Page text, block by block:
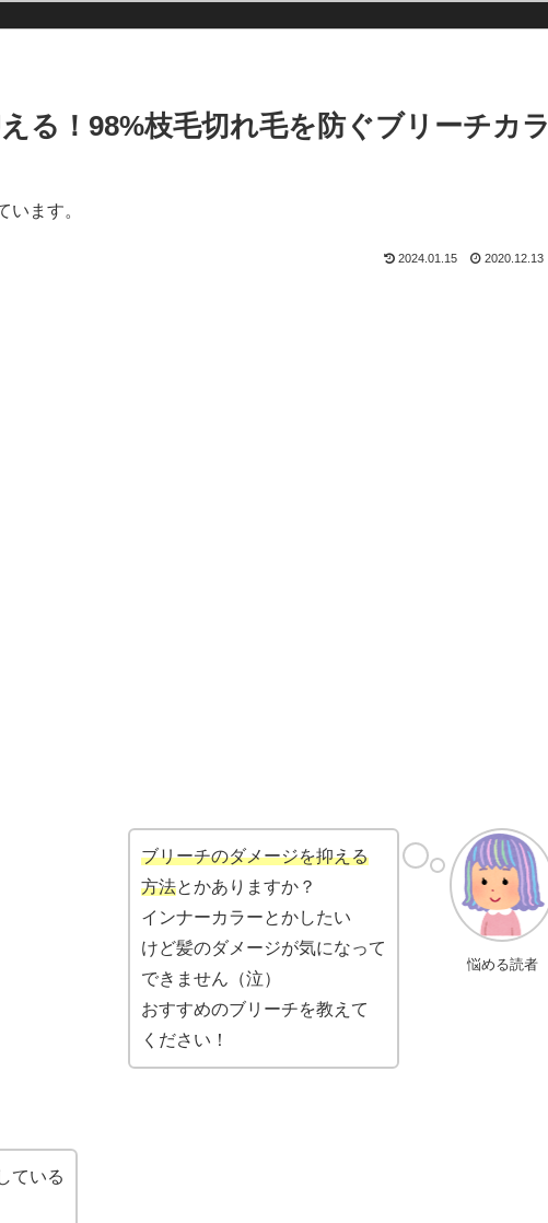
る！98%枝毛切れ毛を防ぐブリーチカラ
います。
2024.01.15 2020.12.13
悩める読者
ブリーチのダメージを抑える
方法とかありますか？
インナーカラーとかしたい
けど髪のダメージが気になって
できません（泣）
おすすめのブリーチを教えて
ください！
ている